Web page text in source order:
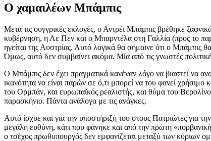
Ο χαμαιλέων Μπάμπις
Μετά τις ουγγρικές εκλογές, ο Αντρέι Μπάμπις βρέθηκε
κυβέρνηση, η Λε Πεν και ο Μπαρντέλα στη Γαλλία (προς το
ηγείται της Αυστρίας. Αυτό λογικά θα σήμαινε ότι ο Μπάμπις
Όμως, αυτό δεν συμβαίνει ακόμα. Μία από τις γνωστές
Ο Μπάμπις δεν έχει πραγματικά κανέναν λόγο να βιαστεί να
ικανότητα να είναι παρών σε ό,τι μπορεί να του φανεί
του Ορμπάν, και ευρωπαϊκός ρεαλιστής, και θύμα του
παρασκήνιο. Πάντα ανάλογα με τις ανάγκες.
Αυτό ίσχυε και για την υποστήριξή του στους Πατριώτες
μεγάλη ευθύνη, κάτι που φάνηκε και από την πρώτη
ο τσέχος πρωθυπουργός δεν εμφανίζεται μεταξύ των κύριων